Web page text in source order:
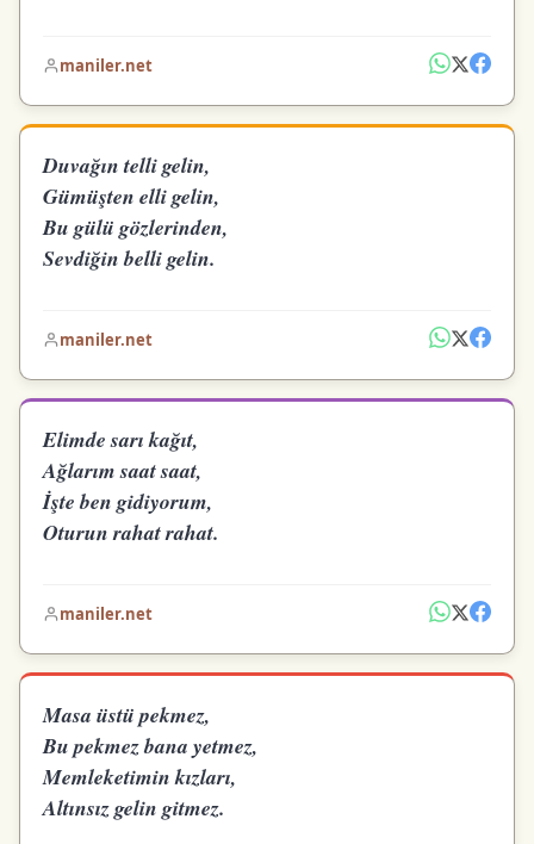
maniler.net
Duvağın telli gelin,
Gümüşten elli gelin,
Bu gülü gözlerinden,
Sevdiğin belli gelin.
maniler.net
Elimde sarı kağıt,
Ağlarım saat saat,
İşte ben gidiyorum,
Oturun rahat rahat.
maniler.net
Masa üstü pekmez,
Bu pekmez bana yetmez,
Memleketimin kızları,
Altınsız gelin gitmez.